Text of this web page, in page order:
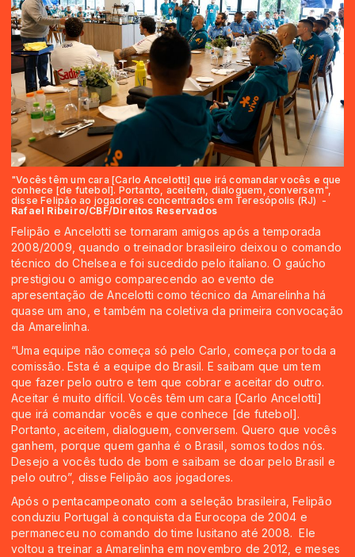
"Vocês têm um cara [Carlo Ancelotti] que irá comandar vocês e que
conhece [de futebol]. Portanto, aceitem, dialoguem, conversem",
disse Felipão ao jogadores concentrados em Teresópolis (RJ) -
Rafael Ribeiro/CBF/Direitos Reservados
Felipão e Ancelotti se tornaram amigos após a temporada
2008/2009, quando o treinador brasileiro deixou o comando
técnico do Chelsea e foi sucedido pelo italiano. O gaúcho
prestigiou o amigo comparecendo ao evento de
apresentação de Ancelotti como técnico da Amarelinha há
quase um ano, e também na coletiva da primeira convocação
da Amarelinha.
“Uma equipe não começa só pelo Carlo, começa por toda a
comissão. Esta é a equipe do Brasil. E saibam que um tem
que fazer pelo outro e tem que cobrar e aceitar do outro.
Aceitar é muito difícil. Vocês têm um cara [Carlo Ancelotti]
que irá comandar vocês e que conhece [de futebol].
Portanto, aceitem, dialoguem, conversem. Quero que vocês
ganhem, porque quem ganha é o Brasil, somos todos nós.
Desejo a vocês tudo de bom e saibam se doar pelo Brasil e
pelo outro”, disse Felipão aos jogadores.
Após o pentacampeonato com a seleção brasileira, Felipão
conduziu Portugal à conquista da Eurocopa de 2004 e
permaneceu no comando do time lusitano até 2008. Ele
voltou a treinar a Amarelinha em novembro de 2012, e meses